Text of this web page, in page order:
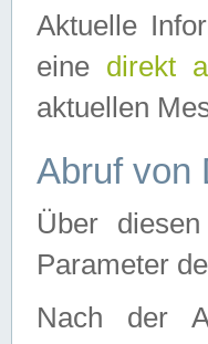
Aktuelle
eine direkt
aktuellen
Abruf von
Über diesen
Parameter
Nach der